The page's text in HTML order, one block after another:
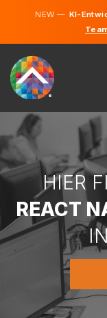
NEW —KI-
ÜBER UNS
EXPERTISE
WIE FUNKTIONIERT
KARRIERE
FINDEN
RUMÄNIEN
HIER
REACT